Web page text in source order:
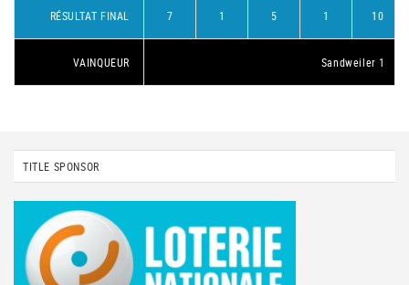
RÉSULTAT FINAL 7 1 5 1 10
VAINQUEUR Sandweiler 1
TITLE SPONSOR